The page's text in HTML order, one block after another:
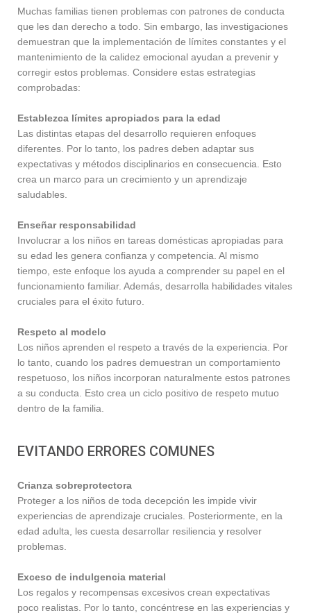
Muchas familias tienen problemas con patrones de conducta
que les dan derecho a todo. Sin embargo, las investigaciones
demuestran que la implementación de límites constantes y el
mantenimiento de la calidez emocional ayudan a prevenir y
corregir estos problemas. Considere estas estrategias
comprobadas:
Establezca límites apropiados para la edad
Las distintas etapas del desarrollo requieren enfoques
diferentes. Por lo tanto, los padres deben adaptar sus
expectativas y métodos disciplinarios en consecuencia. Esto
crea un marco para un crecimiento y un aprendizaje
saludables.
Enseñar responsabilidad
Involucrar a los niños en tareas domésticas apropiadas para
su edad les genera confianza y competencia. Al mismo
tiempo, este enfoque los ayuda a comprender su papel en el
funcionamiento familiar. Además, desarrolla habilidades vitales
cruciales para el éxito futuro.
Respeto al modelo
Los niños aprenden el respeto a través de la experiencia. Por
lo tanto, cuando los padres demuestran un comportamiento
respetuoso, los niños incorporan naturalmente estos patrones
a su conducta. Esto crea un ciclo positivo de respeto mutuo
dentro de la familia.
EVITANDO ERRORES COMUNES
Crianza sobreprotectora
Proteger a los niños de toda decepción les impide vivir
experiencias de aprendizaje cruciales. Posteriormente, en la
edad adulta, les cuesta desarrollar resiliencia y resolver
problemas.
Exceso de indulgencia material
Los regalos y recompensas excesivos crean expectativas
poco realistas. Por lo tanto, concéntrese en las experiencias y